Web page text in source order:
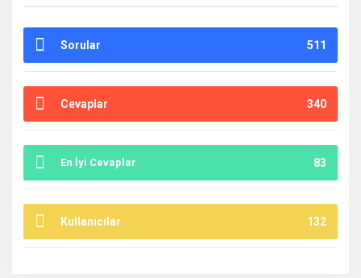
Sorular 511
Cevaplar 340
En İyi Cevaplar 83
Kullanıcılar 132